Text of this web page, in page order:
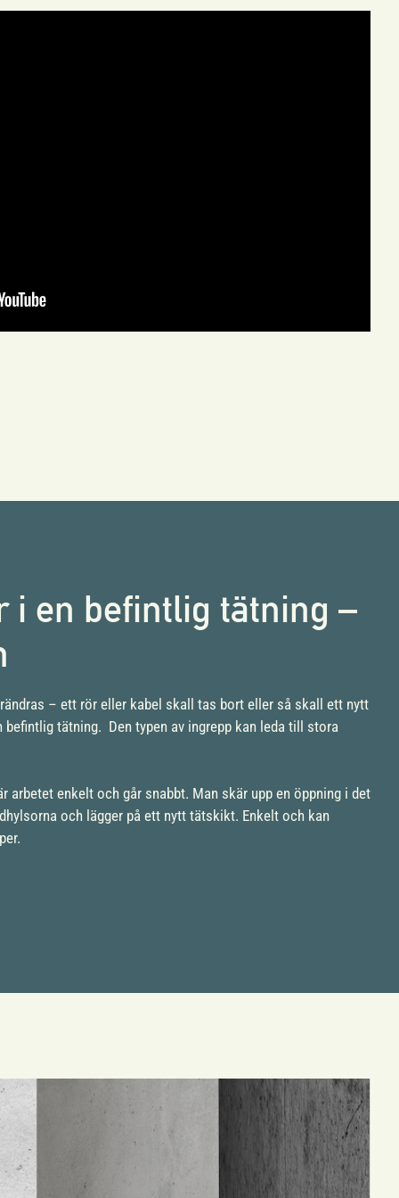
i en befintlig tätning –
– ett rör eller kabel skall tas bort eller så skall ett nytt
befintlig tätning. Den typen av ingrepp kan leda till stora
arbetet enkelt och går snabbt. Man skär upp en öppning i det
och lägger på ett nytt tätskikt. Enkelt och kan